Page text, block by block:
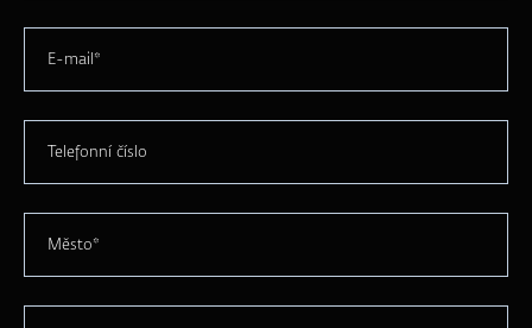
E-mail*
Telefonní číslo
Město*